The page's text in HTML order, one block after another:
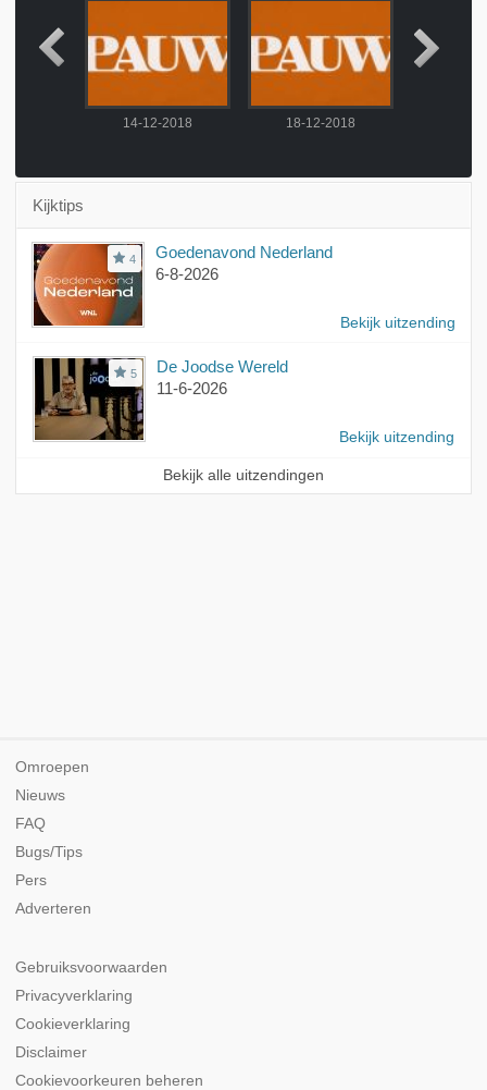
14-12-2018 18-12-2018
Kijktips
4
Goedenavond Nederland
6-8-2026
Bekijk uitzending
5
De Joodse Wereld
11-6-2026
Bekijk uitzending
Bekijk alle uitzendingen
Omroepen
Nieuws
FAQ
Bugs/Tips
Pers
Adverteren
Gebruiksvoorwaarden
Privacyverklaring
Cookieverklaring
Disclaimer
Cookievoorkeuren beheren